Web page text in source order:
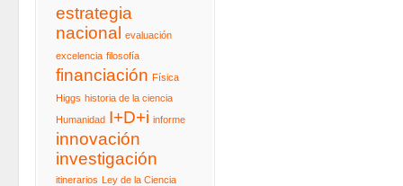
estrategia
nacional
evaluación
excelencia filosofía
financiación Física
Higgs historia de la ciencia
Humanidad I+D+i informe
innovación
investigación
itinerarios Ley de la Ciencia